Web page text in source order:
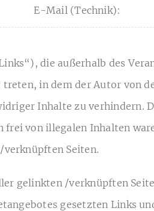
E-Mail (Technik):
die außerhalb des
in dem der Autor von
Inhalte zu verhindern.
von illegalen Inhalten
Seiten.
gelinkten /verknüpften
gesetzten Links